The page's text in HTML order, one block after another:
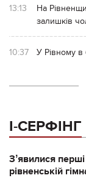
13:13
На
залишків
10:37 У Рівному в
І-СЕРФІНГ
Зʼявилися
рівненській